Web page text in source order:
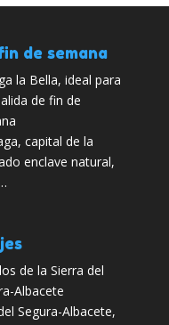
de semana
la Bella, ideal para
de fin de
capital de la
enclave natural,
de la Sierra del
Albacete
Segura-Albacete,